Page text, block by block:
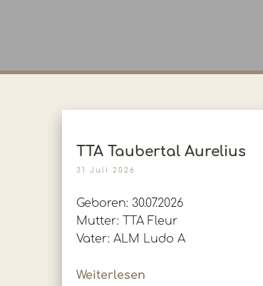
TTA Taubertal Aurelius
31 Juli 2026
Geboren: 30.07.2026
Mutter: TTA Fleur
Vater: ALM Ludo A
Weiterlesen